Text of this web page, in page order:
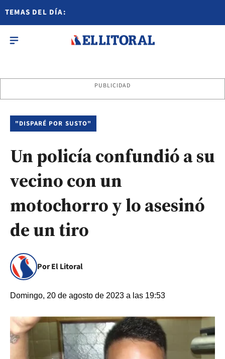
TEMAS DEL DÍA:
PUBLICIDAD
"DISPARÉ POR SUSTO"
Un policía confundió a su
vecino con un
motochorro y lo asesinó
de un tiro
Por El Litoral
Domingo, 20 de agosto de 2023 a las 19:53